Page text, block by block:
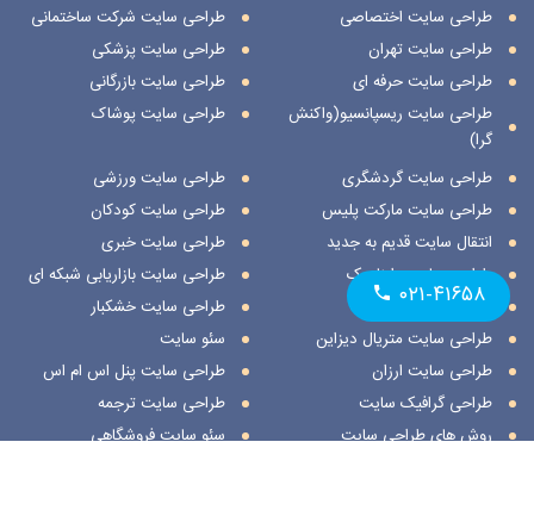
طراحی سایت اختصاصی
طراحی سایت تهران
طراحی سایت حرفه ای
طراحی سایت ریسپانسیو(واکنش
گرا)
طراحی سایت شرکت ساختمانی
طراحی سایت پزشکی
طراحی سایت بازرگانی
طراحی سایت پوشاک
طراحی سایت گردشگری
طراحی سایت مارکت پلیس
انتقال سایت قدیم به جدید
طراحی سایت داینامیک
طراحی سایت استاتیک
طراحی سایت متریال دیزاین
طراحی سایت ارزان
طراحی گرافیک سایت
روش های طراحی سایت
طراحی سایت ورزشی
طراحی سایت کودکان
طراحی سایت خبری
طراحی سایت بازاریابی شبکه ای
طراحی سایت خشکبار
سئو سایت
طراحی سایت پنل اس ام اس
طراحی سایت ترجمه
سئو سایت فروشگاهی
۰۲۱-۴۱۶۵۸